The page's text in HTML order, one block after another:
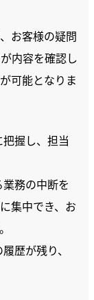
お客様の疑問
内容を確認し
可能となりま
握し、担当
務の中断を
集中でき、お
歴が残り、